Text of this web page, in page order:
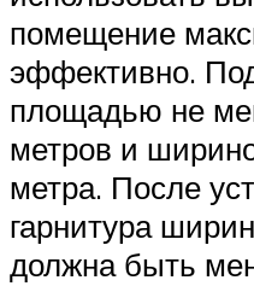
помещение
эффективно.
площадью не
метров и
метра. После
гарнитура
должна быть